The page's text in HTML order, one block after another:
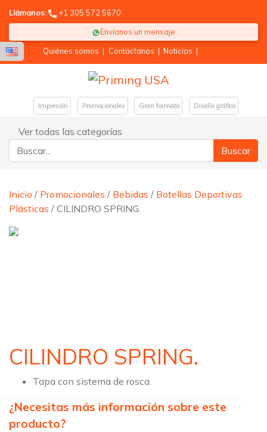
Llámanos:
+1 305 572 5670
Envíanos un mensaje
Quiénes somos | Contáctanos | Noticias |
Impresión Promocionales Gran formato Diseño gráfico
Ver todas las categorías
Buscar:
Inicio / Promocionales / Bebidas / Botellas Deportivas
Plásticas / CILINDRO SPRING.
CILINDRO SPRING.
Tapa con sistema de rosca.
¿Necesitas más información sobre este
producto?